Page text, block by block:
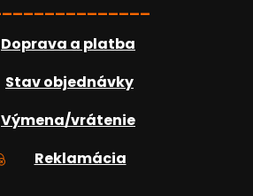
p
i
s
Doprava a platba
Stav objednávky
Výmena/vrátenie
Reklamácia